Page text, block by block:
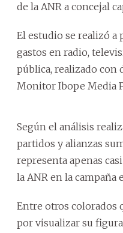
de la ANR a concejal
El estudio se realizó
gastos en radio,
pública, realizado con
Monitor Ibope Media
Según el análisis
partidos y alianzas
representa apenas
la ANR en la campaña
Entre otros colorados
por visualizar su